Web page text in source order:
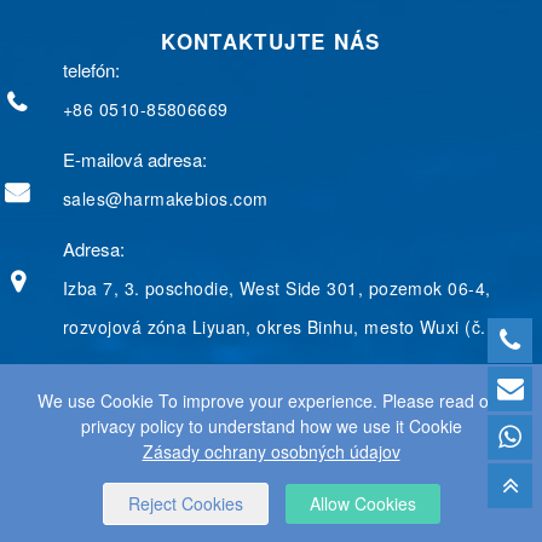
We use Cookie To improve your experience. Please read our
privacy policy to understand how we use it Cookie
Zásady ochrany osobných údajov
Reject Cookies Allow Cookies
o
o
d
I
e
r
e
KONTAKTUJTE NÁS
telefón:
+86 0510-85806669
E-mailová adresa:
sales@harmakebios.com
Adresa:
Izba 7, 3. poschodie, West Side 301, pozemok 06-4,
rozvojová zóna Liyuan, okres Binhu, mesto Wuxi (č.
© 2025 WUXI HARMAKE TECHNOLOGY CO., LTD. VŠETKY
PRÁVA VYHRADENÉ.
WEB DESIGNBY WANGKE
MAPA STRÁNOK RSS SÚBORY XML SÚBORY ZÁSADY OCHRANY
OSOBNÝCH ÚDAJOV